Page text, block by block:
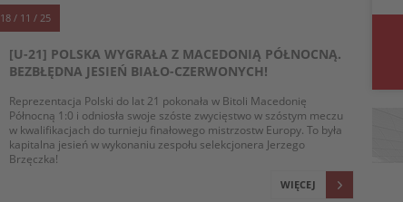
18 / 11 / 25
[U-21] POLSKA WYGRAŁA Z MACEDONIĄ PÓŁNOCNĄ.
BEZBŁĘDNA JESIEŃ BIAŁO-CZERWONYCH!
Reprezentacja Polski do lat 21 pokonała w Bitoli Macedonię
Północną 1:0 i odniosła swoje szóste zwycięstwo w szóstym meczu
w kwalifikacjach do turnieju finałowego mistrzostw Europy. To była
kapitalna jesień w wykonaniu zespołu selekcjonera Jerzego
Brzęczka!
WIĘCEJ